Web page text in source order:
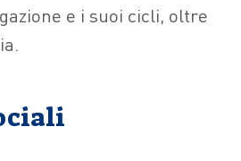
e i suoi cicli, oltre